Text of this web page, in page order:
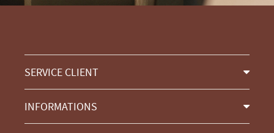
SERVICE CLIENT
INFORMATIONS